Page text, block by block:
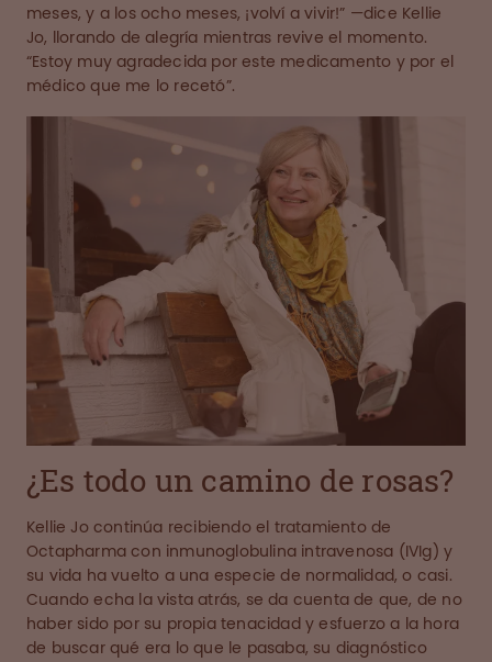
meses, y a los ocho meses, ¡volví a vivir!” —dice Kellie
Jo, llorando de alegría mientras revive el momento.
“Estoy muy agradecida por este medicamento y por el
médico que me lo recetó”.
¿Es todo un camino de rosas?
Kellie Jo continúa recibiendo el tratamiento de
Octapharma con inmunoglobulina intravenosa (IVIg) y
su vida ha vuelto a una especie de normalidad, o casi.
Cuando echa la vista atrás, se da cuenta de que, de no
haber sido por su propia tenacidad y esfuerzo a la hora
de buscar qué era lo que le pasaba, su diagnóstico